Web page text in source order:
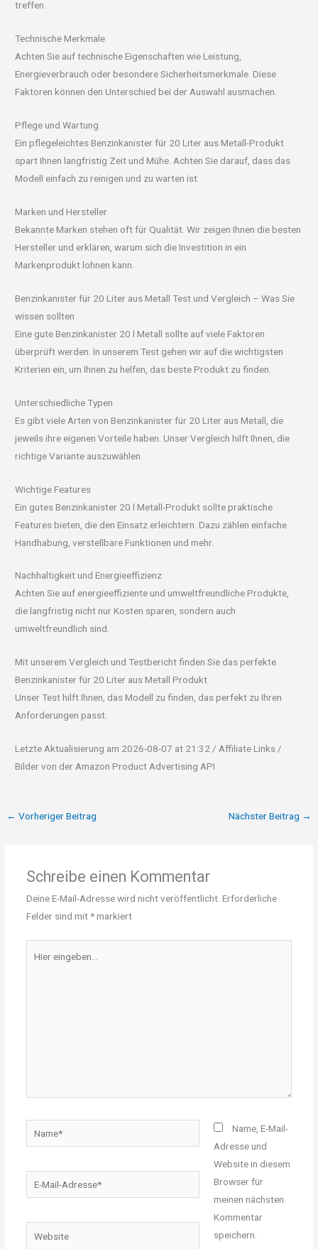
treffen.
Technische Merkmale
Achten Sie auf technische Eigenschaften wie Leistung,
Energieverbrauch oder besondere Sicherheitsmerkmale. Diese
Faktoren können den Unterschied bei der Auswahl ausmachen.
Pflege und Wartung
Ein pflegeleichtes Benzinkanister für 20 Liter aus Metall-Produkt
spart Ihnen langfristig Zeit und Mühe. Achten Sie darauf, dass das
Modell einfach zu reinigen und zu warten ist.
Marken und Hersteller
Bekannte Marken stehen oft für Qualität. Wir zeigen Ihnen die besten
Hersteller und erklären, warum sich die Investition in ein
Markenprodukt lohnen kann.
Benzinkanister für 20 Liter aus Metall Test und Vergleich – Was Sie
wissen sollten
Eine gute Benzinkanister 20 l Metall sollte auf viele Faktoren
überprüft werden. In unserem Test gehen wir auf die wichtigsten
Kriterien ein, um Ihnen zu helfen, das beste Produkt zu finden.
Unterschiedliche Typen
Es gibt viele Arten von Benzinkanister für 20 Liter aus Metall, die
jeweils ihre eigenen Vorteile haben. Unser Vergleich hilft Ihnen, die
richtige Variante auszuwählen.
Wichtige Features
Ein gutes Benzinkanister 20 l Metall-Produkt sollte praktische
Features bieten, die den Einsatz erleichtern. Dazu zählen einfache
Handhabung, verstellbare Funktionen und mehr.
Nachhaltigkeit und Energieeffizienz
Achten Sie auf energieeffiziente und umweltfreundliche Produkte,
die langfristig nicht nur Kosten sparen, sondern auch
umweltfreundlich sind.
Mit unserem Vergleich und Testbericht finden Sie das perfekte
Benzinkanister für 20 Liter aus Metall Produkt
Unser Test hilft Ihnen, das Modell zu finden, das perfekt zu Ihren
Anforderungen passt.
Letzte Aktualisierung am 2026-08-07 at 21:32 / Affiliate Links /
Bilder von der Amazon Product Advertising API
← Vorheriger Beitrag Nächster Beitrag →
Schreibe einen Kommentar
Deine E-Mail-Adresse wird nicht veröffentlicht. Erforderliche
Felder sind mit*markiert
eingeben…
Mail-
Website
Name, E-Mail-
Adresse und
Website in diesem
Browser für
meinen nächsten
Kommentar
speichern.